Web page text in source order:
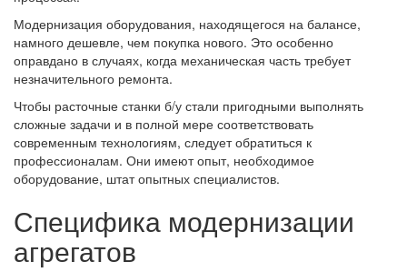
Модернизация оборудования, находящегося на балансе,
намного дешевле, чем покупка нового. Это особенно
оправдано в случаях, когда механическая часть требует
незначительного ремонта.
Чтобы расточные станки б/у стали пригодными выполнять
сложные задачи и в полной мере соответствовать
современным технологиям, следует обратиться к
профессионалам. Они имеют опыт, необходимое
оборудование, штат опытных специалистов.
Специфика модернизации
агрегатов